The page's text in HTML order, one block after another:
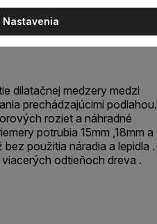
D135
dilatačnej medzery medzi
prechádzajúcimi podlahou.
roziet a náhradné
potrubia 15mm ,18mm a
použitia náradia a lepidla .
odtieňoch dreva .
Nastavenia